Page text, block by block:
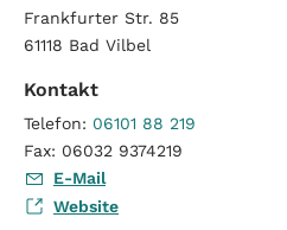
Frankfurter Str. 85
61118 Bad Vilbel
Kontakt
Telefon: 06101 88 219
Fax: 06032 9374219
E-Mail
Website